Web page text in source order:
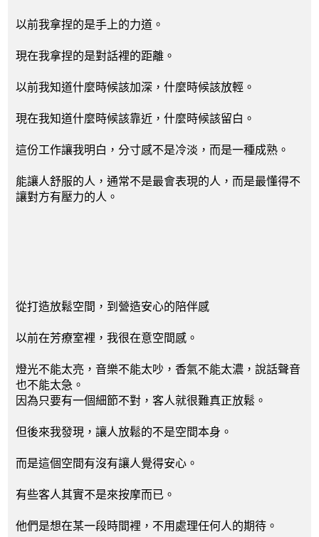
以前我拿捏的是手上的力道。
現在我拿捏的是對話裡的距離。
以前我知道什麼時候該加深，什麼時候該放輕。
現在我知道什麼時候該靠近，什麼時候該留白。
這份工作讓我明白，分寸感不是冷淡，而是一種成熟。
能讓人舒服的人，通常不是最會表現的人，而是最懂得不
讓對方有壓力的人。
從打造放鬆空間，到營造安心的陪伴感
以前在芳療室裡，我很在意空間感。
燈光不能太亮，音樂不能太吵，香氣不能太濃，說話聲音
也不能太急。
因為只要有一個細節不對，客人就很難真正放鬆。
但後來我發現，讓人放鬆的不是空間本身。
而是這個空間有沒有讓人覺得安心。
有些客人其實不是來按摩而已。
他們是想在某一段時間裡，不用處理任何人的期待。